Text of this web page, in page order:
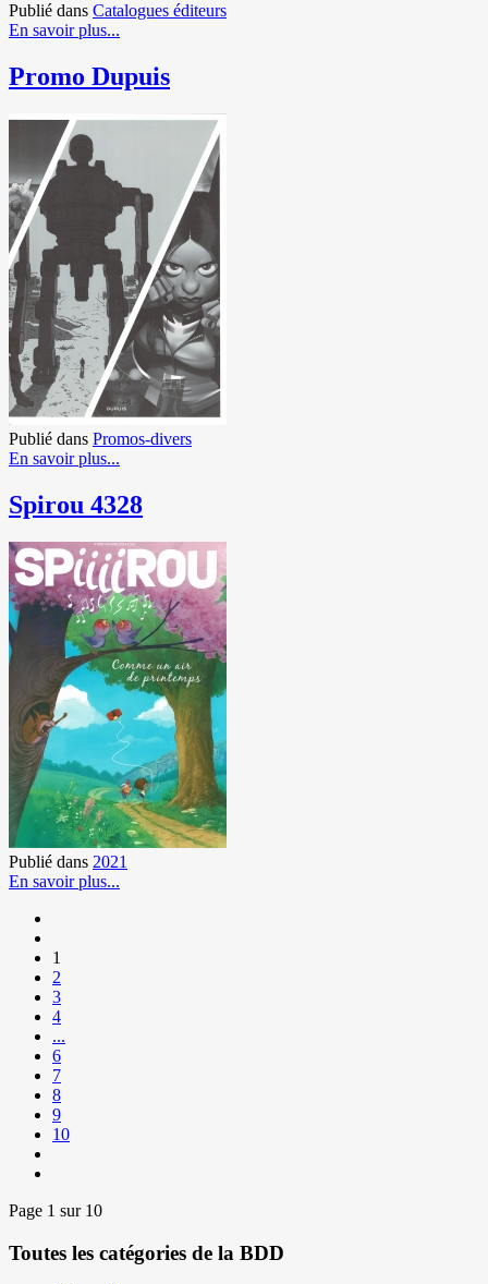
Publié dans Catalogues éditeurs
En savoir plus...
Promo Dupuis
Publié dans Promos-divers
En savoir plus...
Spirou 4328
Publié dans 2021
En savoir plus...
1
2
3
4
...
6
7
8
9
10
Page 1 sur 10
Toutes les catégories de la BDD